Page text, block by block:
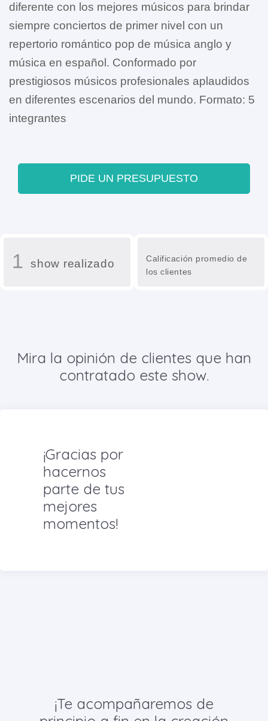
diferente con los mejores músicos para brindar
siempre conciertos de primer nivel con un
repertorio romántico pop de música anglo y
música en español. Conformado por
prestigiosos músicos profesionales aplaudidos
en diferentes escenarios del mundo. Formato: 5
integrantes
PIDE UN PRESUPUESTO
1 show realizado
Calificación promedio de
los clientes
Mira la opinión de clientes que han
contratado este show.
¡Gracias por
hacernos
parte de tus
mejores
momentos!
¡Te acompañaremos de